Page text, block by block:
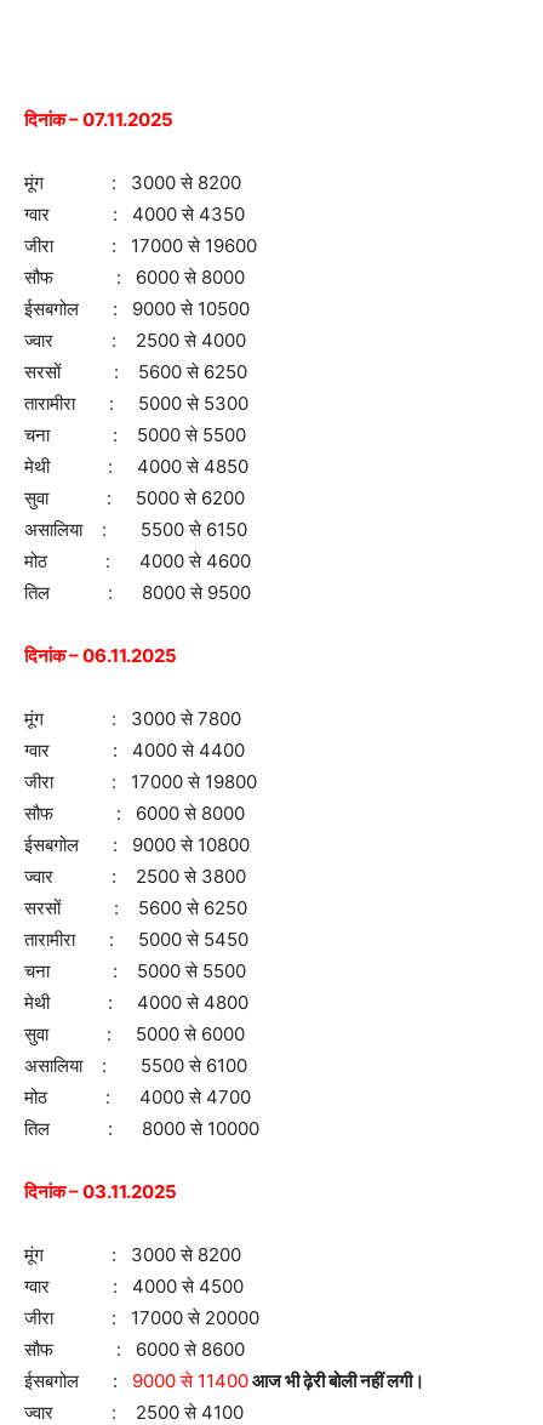
दिनांक – 07.11.2025
मूंग : 3000 से 8200
ग्वार : 4000 से 4350
जीरा : 17000 से 19600
सौफ : 6000 से 8000
ईसबगोल : 9000 से 10500
ज्वार : 2500 से 4000
सरसों : 5600 से 6250
तारामीरा : 5000 से 5300
चना : 5000 से 5500
मेथी : 4000 से 4850
सुवा : 5000 से 6200
असालिया : 5500 से 6150
मोठ : 4000 से 4600
तिल : 8000 से 9500
दिनांक – 06.11.2025
मूंग : 3000 से 7800
ग्वार : 4000 से 4400
जीरा : 17000 से 19800
सौफ : 6000 से 8000
ईसबगोल : 9000 से 10800
ज्वार : 2500 से 3800
सरसों : 5600 से 6250
तारामीरा : 5000 से 5450
चना : 5000 से 5500
मेथी : 4000 से 4800
सुवा : 5000 से 6000
असालिया : 5500 से 6100
मोठ : 4000 से 4700
तिल : 8000 से 10000
दिनांक – 03.11.2025
मूंग : 3000 से 8200
ग्वार : 4000 से 4500
जीरा : 17000 से 20000
सौफ : 6000 से 8600
ईसबगोल : 9000 से 11400आज भी ढ़ेरी बोली नहीं लगी।
ज्वार : 2500 से 4100